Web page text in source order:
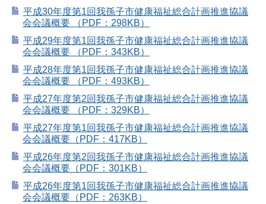
平成30年度第1回我孫子市健康福祉総合計画推進協議
会会議概要 （PDF：298KB）
平成29年度第1回我孫子市健康福祉総合計画推進協議
会会議概要 （PDF：343KB）
平成28年度第1回我孫子市健康福祉総合計画推進協議
会会議概要 （PDF：493KB）
平成27年度第2回我孫子市健康福祉総合計画推進協議
会会議概要 （PDF：329KB）
平成27年度第1回我孫子市健康福祉総合計画推進協議
会会議概要（PDF：417KB）
平成26年度第2回我孫子市健康福祉総合計画推進協議
会会議概要（PDF：301KB）
平成26年度第1回我孫子市健康福祉総合計画推進協議
会会議概要（PDF：263KB）